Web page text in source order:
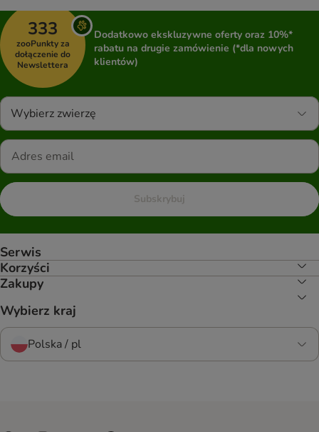
333
zooPunkty za
dołączenie do
Newslettera
Dodatkowo ekskluzywne oferty oraz 10%*
rabatu na drugie zamówienie (*dla nowych
klientów)
Wybierz zwierzę
Subskrybuj
Serwis
Korzyści
Zakupy
Wybierz kraj
Polska / pl